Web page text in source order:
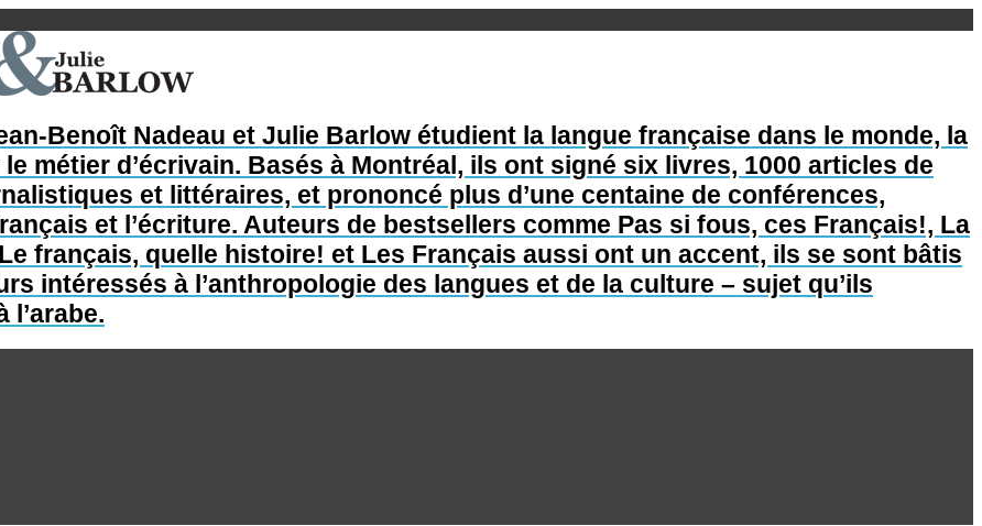
Benoît Nadeau et Julie Barlow étudient la langue française dans le monde, la
métier d’écrivain. Basés à Montréal, ils ont signé six livres, 1000 articles de
et littéraires, et prononcé plus d’une centaine de conférences,
et l’écriture. Auteurs de bestsellers comme Pas si fous, ces Français!, La
français, quelle histoire! et Les Français aussi ont un accent, ils se sont bâtis
intéressés à l’anthropologie des langues et de la culture – sujet qu’ils
l’arabe.